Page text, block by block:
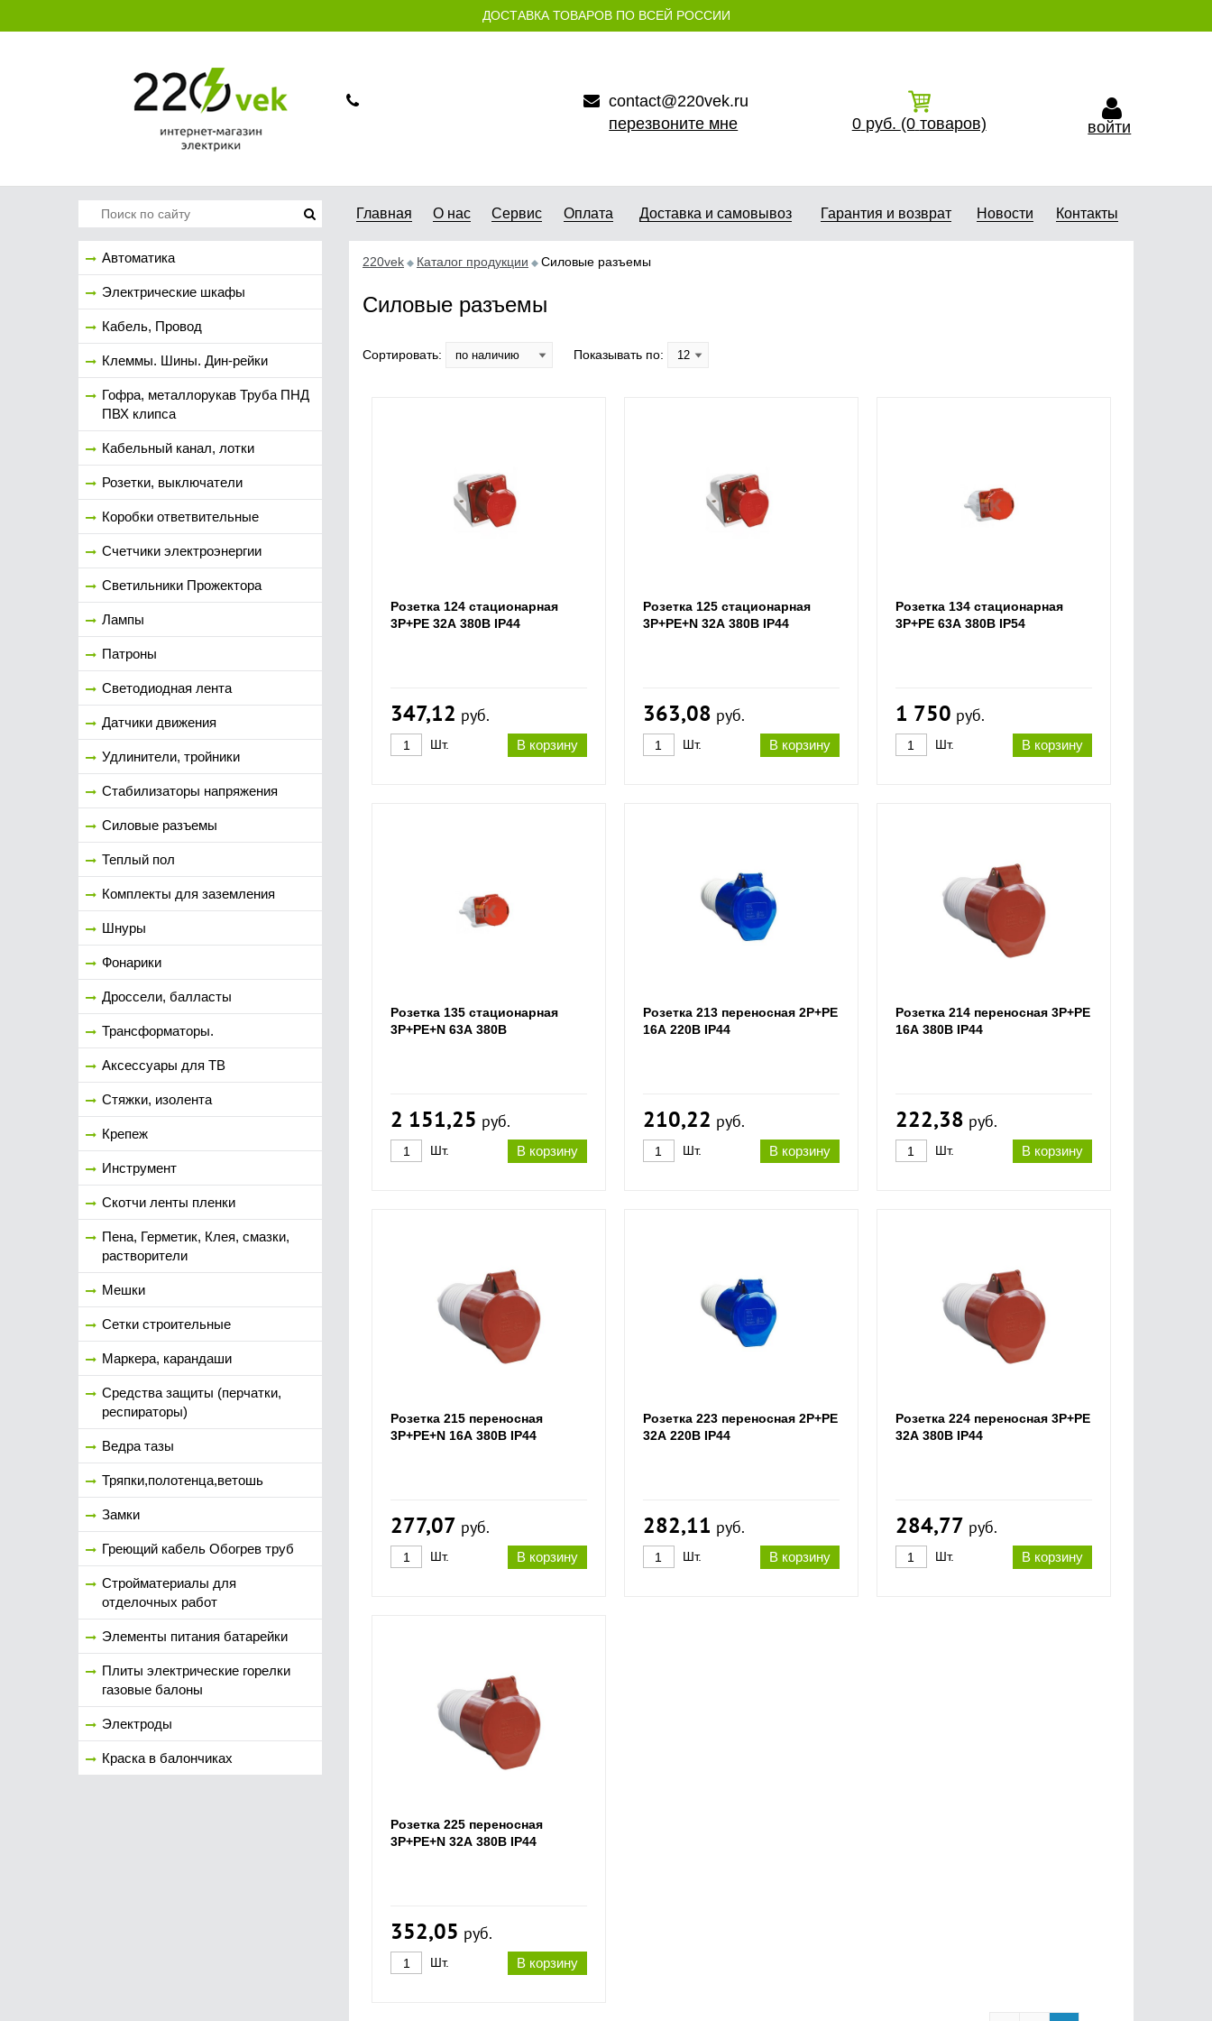
ДОСТАВКА ТОВАРОВ ПО ВСЕЙ РОССИИ
contact@220vek.ru
перезвоните мне
0 руб. (0 товаров) войти
Автоматика
Электрические шкафы
Кабель, Провод
Клеммы. Шины. Дин-рейки
Гофра, металлорукав Труба ПНД
ПВХ клипса
Кабельный канал, лотки
Розетки, выключатели
Коробки ответвительные
Счетчики электроэнергии
Светильники Прожектора
Лампы
Патроны
Светодиодная лента
Датчики движения
Удлинители, тройники
Стабилизаторы напряжения
Силовые разъемы
Теплый пол
Комплекты для заземления
Шнуры
Фонарики
Дроссели, балласты
Трансформаторы.
Аксессуары для ТВ
Стяжки, изолента
Крепеж
Инструмент
Скотчи ленты пленки
Пена, Герметик, Клея, смазки,
растворители
Мешки
Сетки строительные
Маркера, карандаши
Средства защиты (перчатки,
респираторы)
Ведра тазы
Тряпки,полотенца,ветошь
Замки
Греющий кабель Обогрев труб
Стройматериалы для
отделочных работ
Элементы питания батарейки
Плиты электрические горелки
газовые балоны
Электроды
Краска в балончиках
Главная О нас Сервис Оплата Доставка и самовывоз Гарантия и возврат Новости Контакты
220vek Каталог продукции Силовые разъемы
Силовые разъемы
Сортировать: Показывать по:
Розетка 124 стационарная
3Р+РЕ 32А 380В IP44
347,12 руб.
В корзину
Шт.
Розетка 125 стационарная
3Р+РЕ+N 32А 380В IP44
363,08 руб.
В корзину
Шт.
Розетка 134 стационарная
3Р+РЕ 63А 380В IP54
1 750 руб.
В корзину
Шт.
Розетка 135 стационарная
3Р+РЕ+N 63А 380В
2 151,25 руб.
В корзину
Шт.
Розетка 213 переносная 2Р+РЕ
16А 220В IP44
210,22 руб.
В корзину
Шт.
Розетка 214 переносная 3Р+РЕ
16А 380В IP44
222,38 руб.
В корзину
Шт.
Розетка 215 переносная
3Р+РЕ+N 16А 380В IP44
277,07 руб.
В корзину
Шт.
Розетка 223 переносная 2Р+РЕ
32А 220В IP44
282,11 руб.
В корзину
Шт.
Розетка 224 переносная 3Р+РЕ
32А 380В IP44
284,77 руб.
В корзину
Шт.
Розетка 225 переносная
3Р+РЕ+N 32А 380В IP44
352,05 руб.
В корзину
Шт.